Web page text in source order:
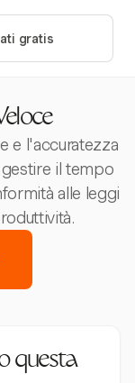
gratis
e l'accuratezza
gestire il tempo
alle leggi
questa